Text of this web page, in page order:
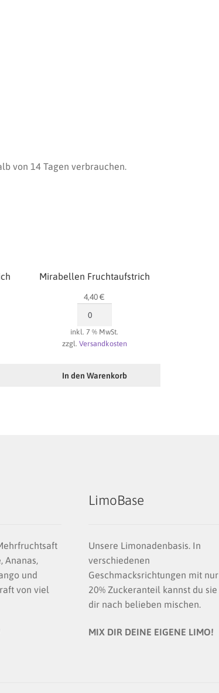
von 14 Tagen verbrauchen.
Mirabellen Fruchtaufstrich
4,40€
Menge
inkl. 7 % MwSt.
zzgl. Versandkosten
In den Warenkorb
Ananas,
und
von viel
LimoBase
Unsere Limonadenbasis. In
verschiedenen
Geschmacksrichtungen mit nur
20% Zuckeranteil kannst du sie
dir nach belieben mischen.
MIX DIR DEINE EIGENE LIMO!